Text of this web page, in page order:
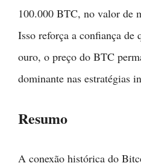
100.000 BTC, no valor de
Isso reforça a confiança de
ouro, o preço do BTC
dominante nas estratégias
Resumo
A conexão histórica do